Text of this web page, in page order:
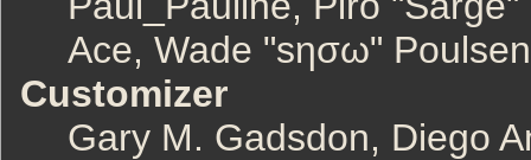
Ace, Wade "sησω"
Customizer
Gary M. Gadsdon, Diego